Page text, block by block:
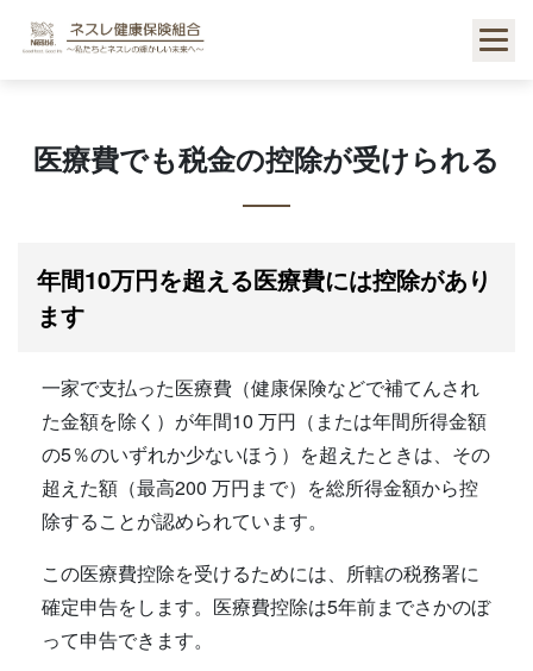
医療費でも税金の控除が受けられる
年間10万円を超える医療費には控除があり
ます
一家で支払った医療費（健康保険などで補てんされ
た金額を除く）が年間10 万円（または年間所得金額
の5％のいずれか少ないほう）を超えたときは、その
超えた額（最高200 万円まで）を総所得金額から控
除することが認められています。
この医療費控除を受けるためには、所轄の税務署に
確定申告をします。医療費控除は5年前までさかのぼ
って申告できます。